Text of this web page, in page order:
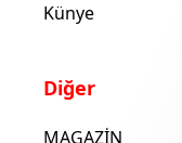
Künye
Diğer
MAGAZİN